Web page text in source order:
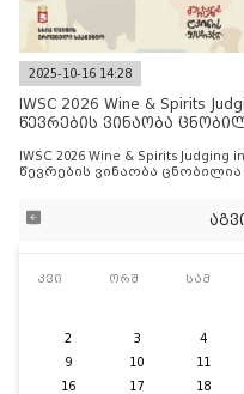
2025-10-16 14:28
IWSC 2026 Wine & Spirits
წევრების ვინაობა
IWSC 2026 Wine & Spirits
წევრების ვინაობა ცნობილია
კვი ორშ სამ
2
3 4
9
10 11
16
17 18